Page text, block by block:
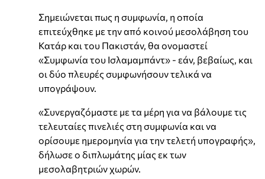
Σημειώνεται πως η συμφωνία, η οποία
επιτεύχθηκε με την από κοινού μεσολάβηση του
Κατάρ και του Πακιστάν, θα ονομαστεί
«Συμφωνία του Ισλαμαμπάντ» - εάν, βεβαίως, και
οι δύο πλευρές συμφωνήσουν τελικά να
υπογράψουν.
«Συνεργαζόμαστε με τα μέρη για να βάλουμε τις
τελευταίες πινελιές στη συμφωνία και να
ορίσουμε ημερομηνία για την τελετή υπογραφής»,
δήλωσε ο διπλωμάτης μίας εκ των
μεσολαβητριών χωρών.